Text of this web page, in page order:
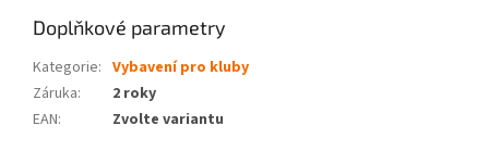
Doplňkové parametry
Kategorie: Vybavení pro kluby
Záruka:
2 roky
EAN: Zvolte variantu